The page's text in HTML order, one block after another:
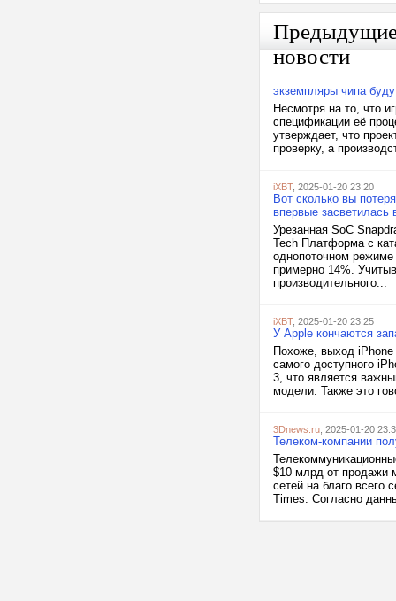
новости
экземпляры чипа
Несмотря на то, что
спецификации её
утверждает, что
проверку, а
iXBT, 2025-01-20 23:20
Вот сколько вы
впервые засветилась
Урезанная SoC
Tech Платформа с
однопоточном режиме
примерно 14%.
производительного...
iXBT, 2025-01-20 23:25
У Apple кончаются
Похоже, выход iPhone
самого доступного
3, что является
модели. Также это
3Dnews.ru , 2025-01-20
Телеком-компании
$10 млрд от продажи
сетей на благо всего
Times. Согласно